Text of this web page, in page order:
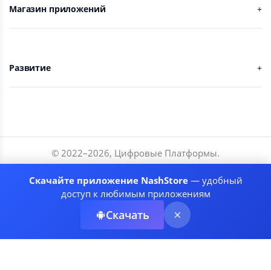
Магазин приложений
Развитие
© 2022–2026, Цифровые Платформы.
Разработчики
Соглашение
Рекомендательные системы
Скачайте приложение NashStore— удобный
доступ к любимым приложениям
Скачать